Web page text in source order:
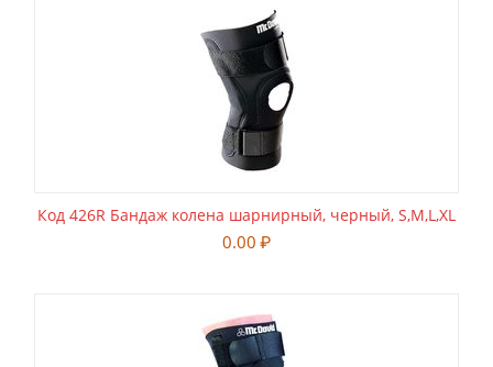
Код 426R Бандаж колена шарнирный, черный, S,M,L,XL
0.00 ₽